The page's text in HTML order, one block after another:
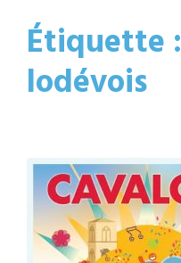
Étiquette :
lodévois